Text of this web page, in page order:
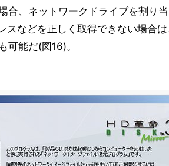
合、ネットワークドライブを割り
スなどを正しく取得できない場合
可能だ(図16)。